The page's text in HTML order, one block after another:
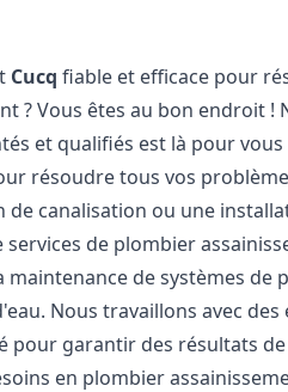
Cucq fiable et efficace pour
? Vous êtes au bon endroit !
et qualifiés est là pour vous
résoudre tous vos
canalisation ou une
de plombier
de systèmes de
Nous travaillons avec
pour garantir des résultats
en plombier